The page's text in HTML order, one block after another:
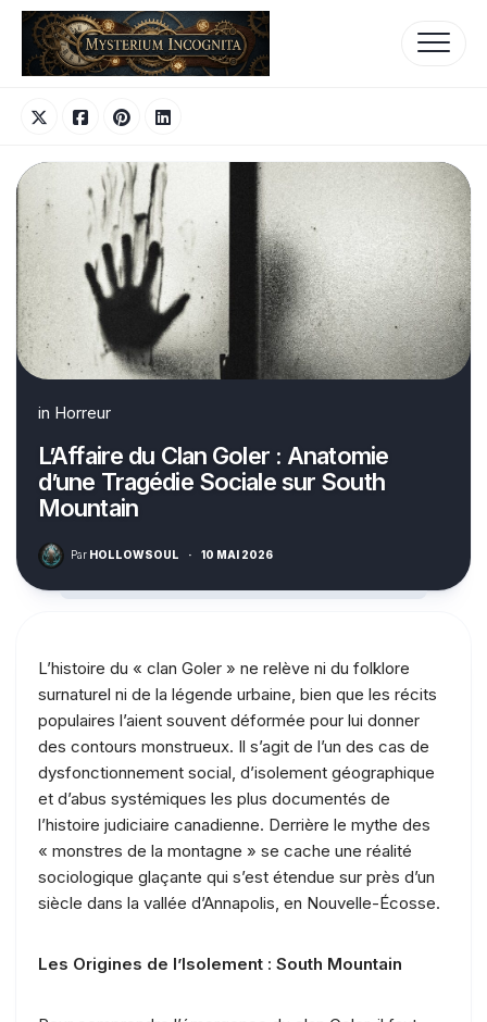
Skip
content
in Horreur
L’Affaire du Clan Goler : Anatomie
d’une Tragédie Sociale sur South
Mountain
Par HOLLOWSOUL · 10 MAI 2026
L’histoire du « clan Goler » ne relève ni du folklore
surnaturel ni de la légende urbaine, bien que les récits
populaires l’aient souvent déformée pour lui donner
des contours monstrueux. Il s’agit de l’un des cas de
dysfonctionnement social, d’isolement géographique
et d’abus systémiques les plus documentés de
l’histoire judiciaire canadienne. Derrière le mythe des
« monstres de la montagne » se cache une réalité
sociologique glaçante qui s’est étendue sur près d’un
siècle dans la vallée d’Annapolis, en Nouvelle-Écosse.
Les Origines de l’Isolement : South Mountain